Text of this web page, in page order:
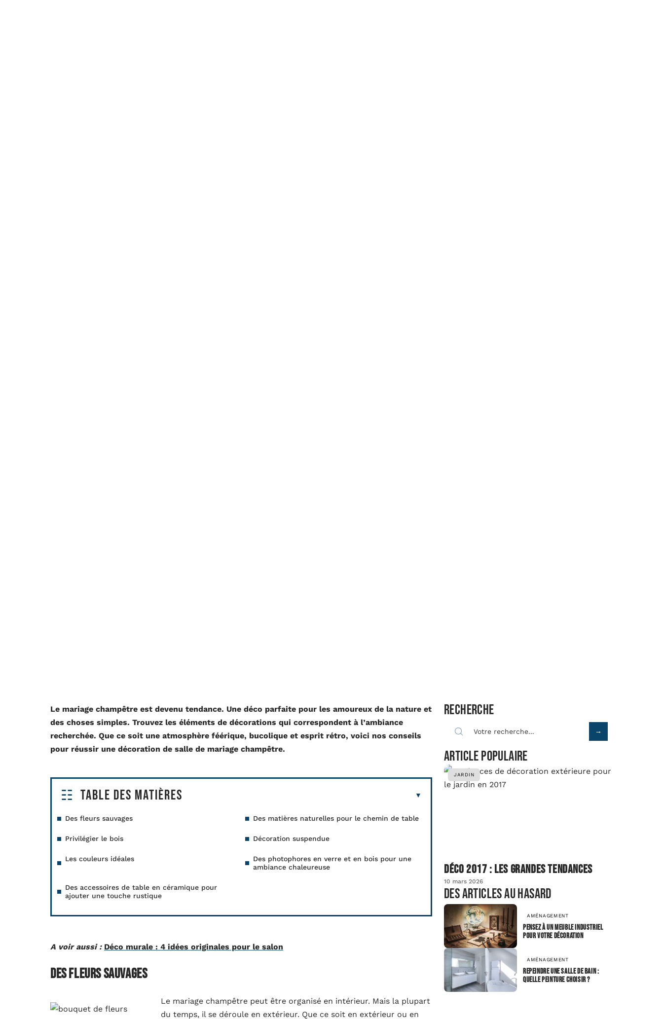
Le mariage champêtre est devenu tendance. Une déco parfaite pour les amoureux de la nature et
des choses simples. Trouvez les éléments de décorations qui correspondent à l’ambiance
recherchée. Que ce soit une atmosphère féérique, bucolique et esprit rétro, voici nos conseils
pour réussir une décoration de salle de mariage champêtre.
Table des matières
Des fleurs sauvages Des matières naturelles pour le chemin de table
Privilégier le bois Décoration suspendue
Les couleurs idéales
Des photophores en verre et en bois pour une
ambiance chaleureuse
Des accessoires de table en céramique pour
ajouter une touche rustique
A voir aussi : Déco murale : 4 idées originales pour le salon
Des fleurs sauvages
Le mariage champêtre peut être organisé en intérieur. Mais la plupart
du temps, il se déroule en extérieur. Que ce soit en extérieur ou en
Recherche
Article populaire
JARDIN
Déco 2017 : les grandes tendances
10 mars 2026
Des articles au hasard
AMÉNAGEMENT
Pensez à un meuble industriel
pour votre décoration
AMÉNAGEMENT
Repeindre une salle de bain :
Quelle peinture choisir ?